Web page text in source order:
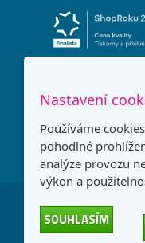
Česká
Nastavení
Používáme
pohodlné
analýze provozu
výkon a
SOUHLASÍM